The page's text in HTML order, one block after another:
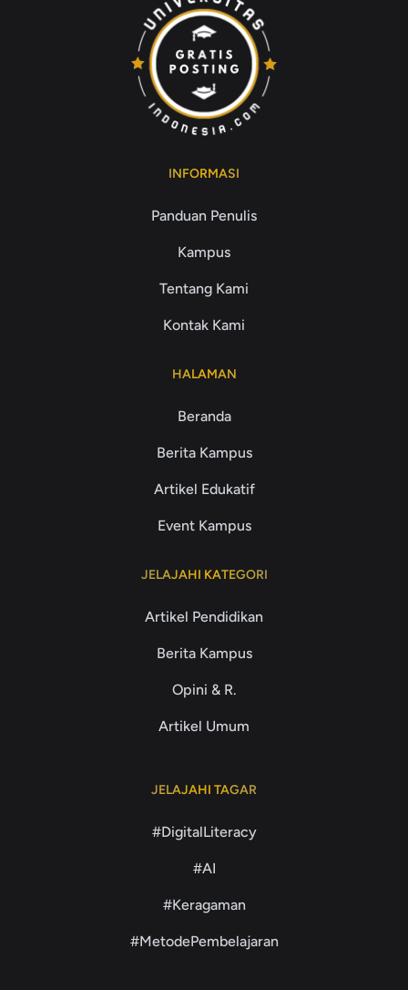
INFORMASI
Panduan Penulis
Kampus
Tentang Kami
Kontak Kami
HALAMAN
Beranda
Berita Kampus
Artikel Edukatif
Event Kampus
JELAJAHI KATEGORI
Artikel Pendidikan
Berita Kampus
Opini & R.
Artikel Umum
JELAJAHI TAGAR
#DigitalLiteracy
#AI
#Keragaman
#MetodePembelajaran